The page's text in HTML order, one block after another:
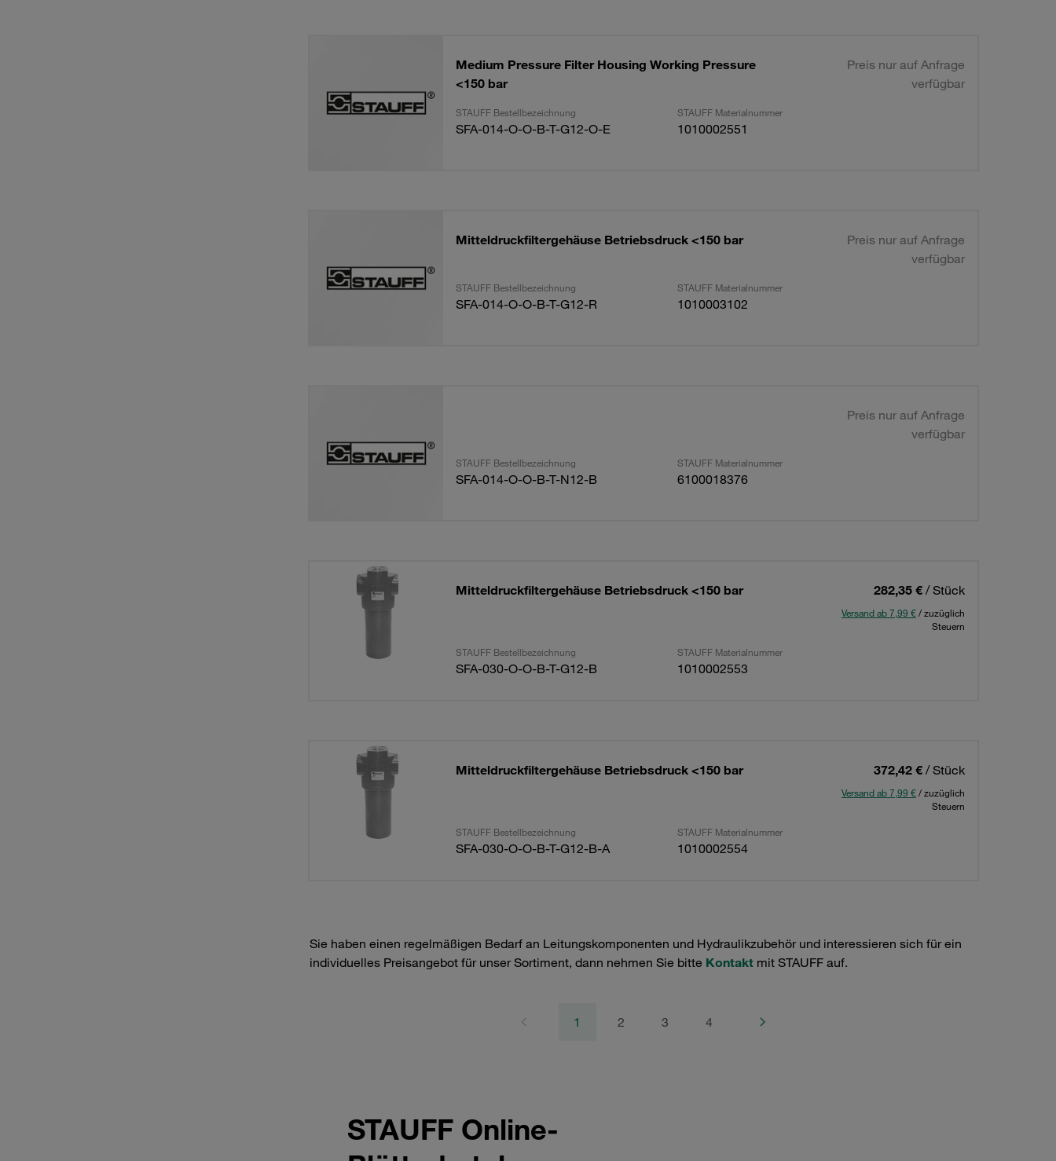
Medium Pressure Filter Housing Working Pressure
<150 bar
Preis nur auf Anfrage
verfügbar
STAUFF Bestellbezeichnung STAUFF Materialnummer
SFA-014-O-O-B-T-G12-O-E 1010002551
Mitteldruckfiltergehäuse Betriebsdruck <150 bar
Preis nur auf Anfrage
verfügbar
STAUFF Bestellbezeichnung STAUFF Materialnummer
SFA-014-O-O-B-T-G12-R 1010003102
Preis nur auf Anfrage
verfügbar
STAUFF Bestellbezeichnung STAUFF Materialnummer
SFA-014-O-O-B-T-N12-B 6100018376
Mitteldruckfiltergehäuse Betriebsdruck <150 bar 282,35 € / Stück
Versand ab 7,99 €/ zuzüglich
Steuern
STAUFF Bestellbezeichnung STAUFF Materialnummer
SFA-030-O-O-B-T-G12-B 1010002553
Mitteldruckfiltergehäuse Betriebsdruck <150 bar 372,42 € / Stück
Versand ab 7,99 €/ zuzüglich
Steuern
STAUFF Bestellbezeichnung STAUFF Materialnummer
SFA-030-O-O-B-T-G12-B-A 1010002554
Sie haben einen regelmäßigen Bedarf an Leitungskomponenten und Hydraulikzubehör und interessieren sich für ein
individuelles Preisangebot für unser Sortiment, dann nehmen Sie bitte Kontaktmit STAUFF auf.
1 2 3 4
STAUFF Online-